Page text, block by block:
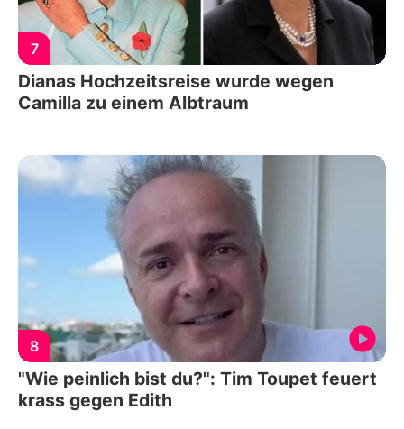
7
Dianas Hochzeitsreise wurde wegen
Camilla zu einem Albtraum
8
"Wie peinlich bist du?": Tim Toupet feuert
krass gegen Edith